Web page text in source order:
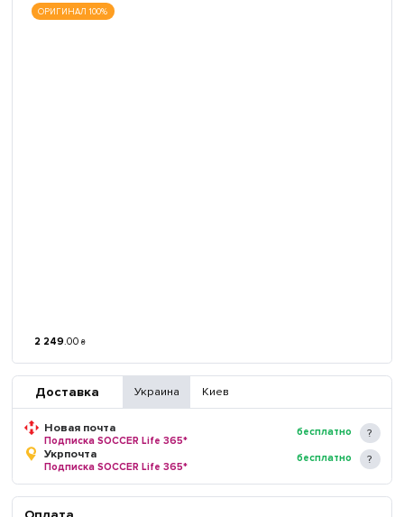
ОРИГИНАЛ 100%
2 249.00 ₴
Доставка Украина Киев
Новая почта
Подписка SOCCER Life 365*
бесплатно
Укрпочта
Подписка SOCCER Life 365*
бесплатно